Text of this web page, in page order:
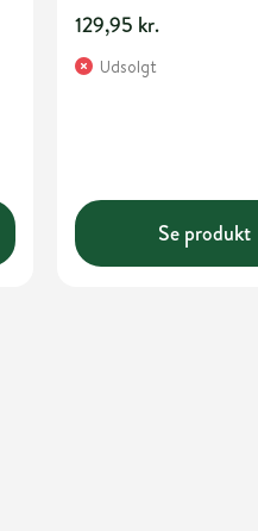
129,95 kr.
Udsolgt
Se produkt